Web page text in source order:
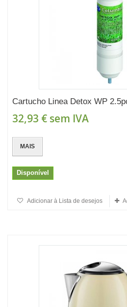
Cartucho Linea Detox WP
32,93 € sem IVA
MAIS
Disponível
Adicionar à Lista de desejos